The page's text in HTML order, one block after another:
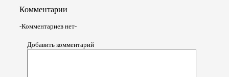
Комментарии
-Комментариев нет-
Добавить комментарий